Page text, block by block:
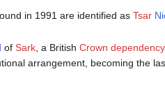
in 1991 are identified as Tsar
of Sark, a British Crown dependency
arrangement, becoming the